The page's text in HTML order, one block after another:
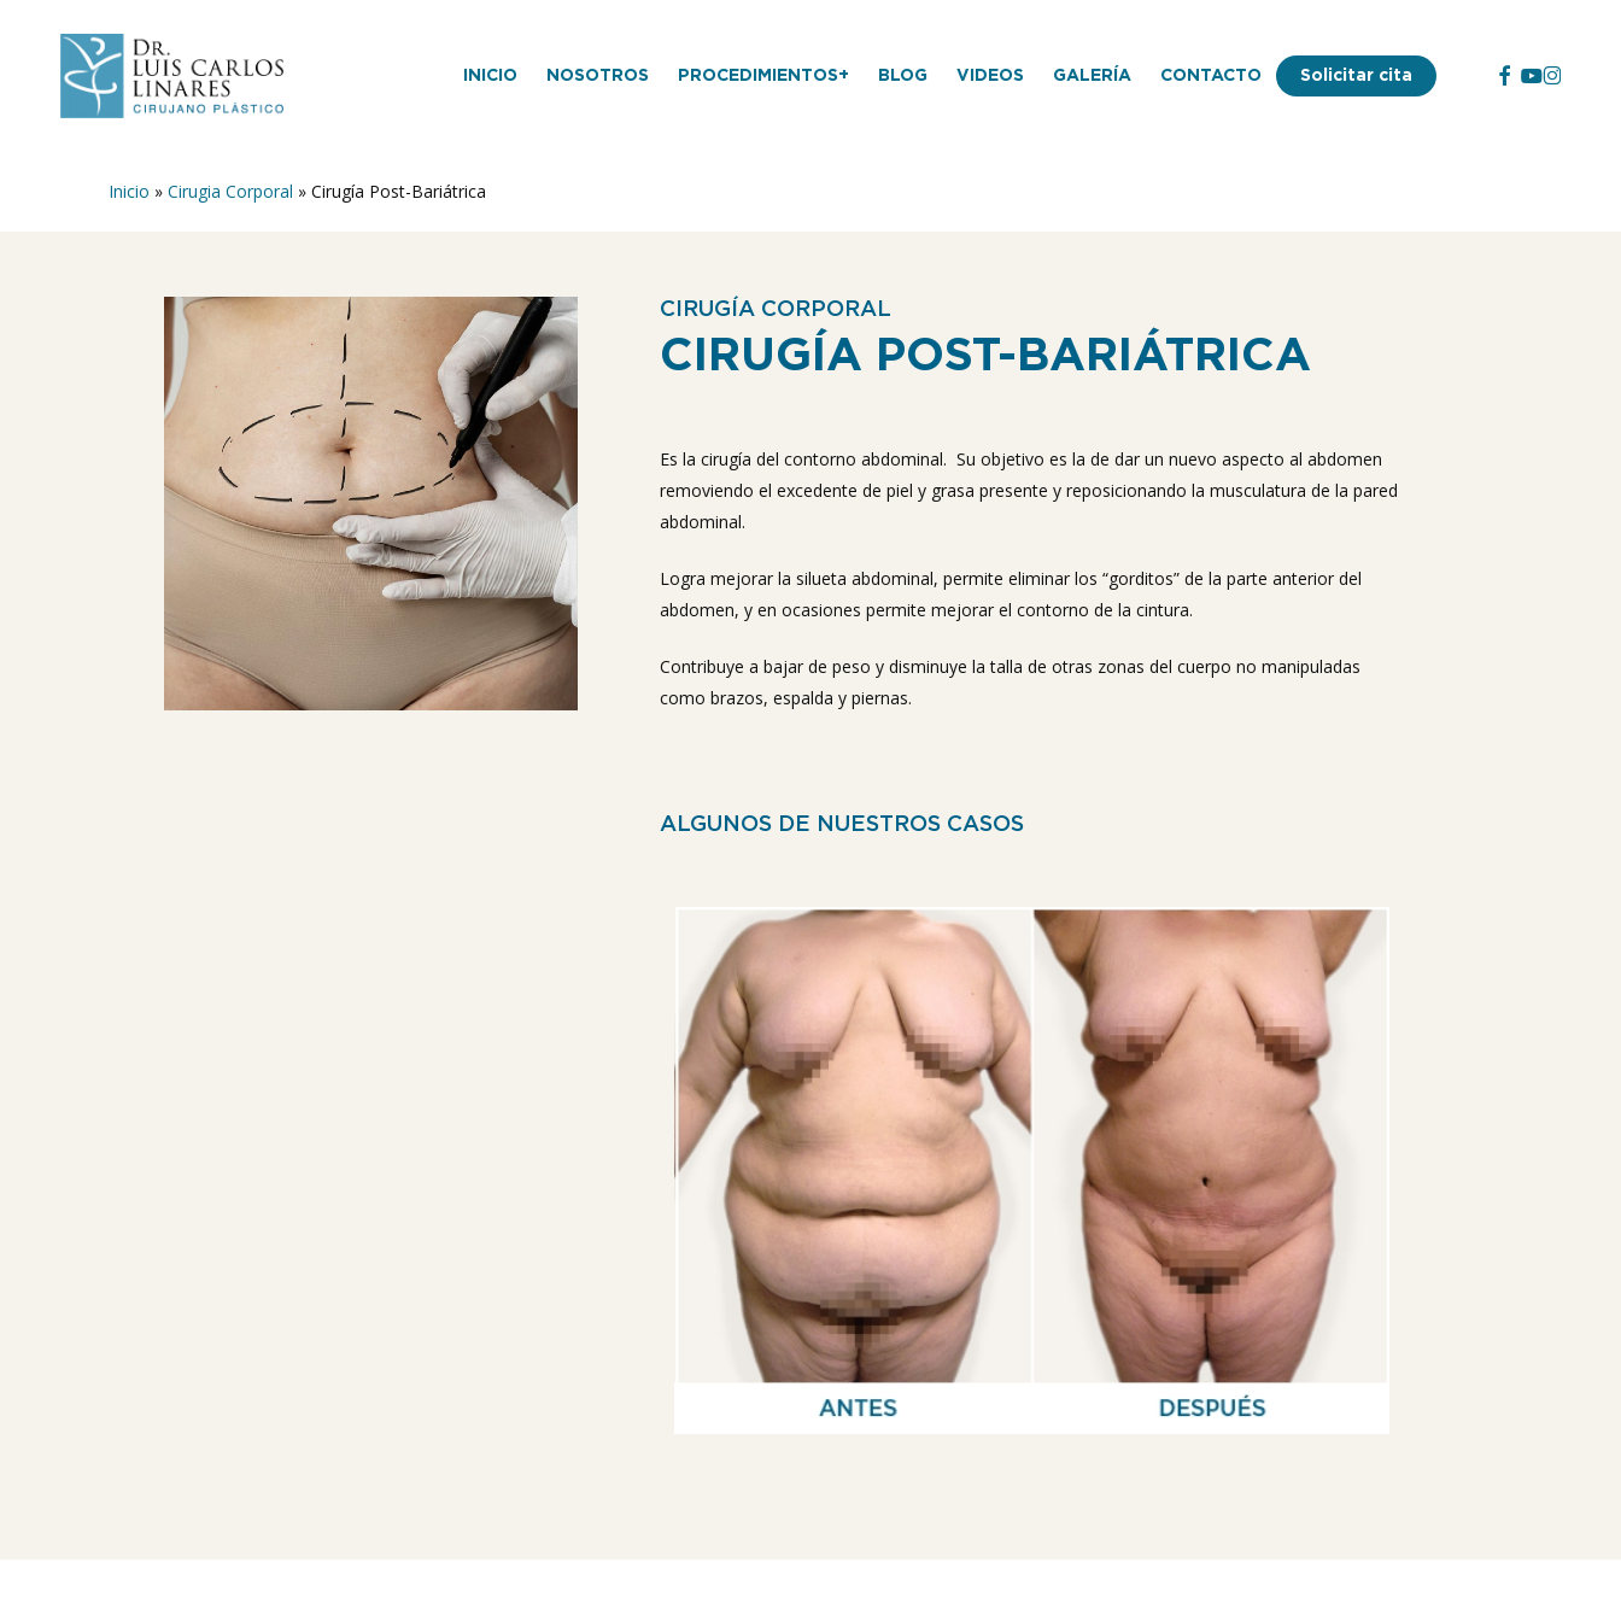
INICIO NOSOTROS PROCEDIMIENTOS+ BLOG VIDEOS GALERÍA CONTACTO Solicitar cita facebook
youtube
Inicio » Cirugia Corporal » Cirugía Post-Bariátrica
CIRUGÍA CORPORAL
CIRUGÍA POST-BARIÁTRICA
Es la cirugía del contorno abdominal. Su objetivo es la de dar un nuevo aspecto al abdomen
removiendo el excedente de piel y grasa presente y reposicionando la musculatura de la pared
abdominal.
Logra mejorar la silueta abdominal, permite eliminar los “gorditos” de la parte anterior del
abdomen, y en ocasiones permite mejorar el contorno de la cintura.
Contribuye a bajar de peso y disminuye la talla de otras zonas del cuerpo no manipuladas
como brazos, espalda y piernas.
ALGUNOS DE NUESTROS CASOS